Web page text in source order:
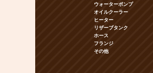
ウォーターポンプ
オイルクーラー
ヒーター
リザーブタンク
ホース
フランジ
その他